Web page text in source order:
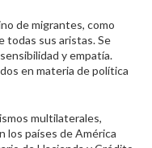
de migrantes, como
todas sus aristas. Se
y empatía.
en materia de política
multilaterales,
los países de América